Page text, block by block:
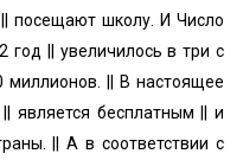
посещают школу. И Число
год || увеличилось в три с
миллионов. || В настоящее
является бесплатным || и
|| А в соответствии с